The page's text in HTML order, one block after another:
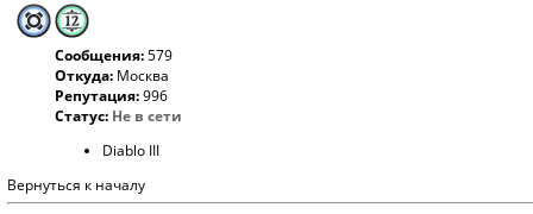
Сообщения:579
Откуда: Москва
Репутация:996
Статус: Не в сети
Diablo III
Вернуться к началу